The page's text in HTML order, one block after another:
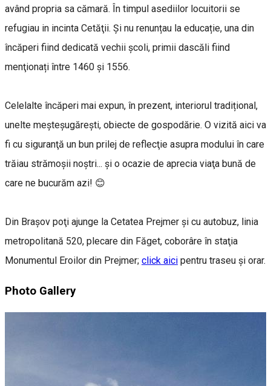
având propria sa cămară. În timpul asediilor locuitorii se
refugiau in incinta Cetăţii. Și nu renunțau la educație, una din
încăperi fiind dedicată vechii școli, primii dascăli fiind
menţionați între 1460 și 1556.
Celelalte încăperi mai expun, în prezent, interiorul tradițional,
unelte meșteșugărești, obiecte de gospodărie. O vizită aici va
fi cu siguranţă un bun prilej de reflecţie asupra modului în care
trăiau strămoşii noştri... şi o ocazie de aprecia viaţa bună de
care ne bucurăm azi! 😊
Din Braşov poţi ajunge la Cetatea Prejmer şi cu autobuz, linia
metropolitană 520, plecare din Făget, coborâre în staţia
Monumentul Eroilor din Prejmer; click aici pentru traseu și orar.
Photo Gallery